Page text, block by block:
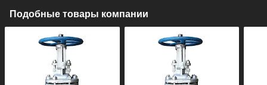
Подобные товары компании